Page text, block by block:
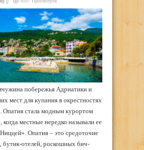
побережья Адриатики и
мест для купания в окрестностях
Опатия стала модным курортом
когда местные нередко называли ее
Опатия – это средоточие
бутик-отелей, роскошных бич-